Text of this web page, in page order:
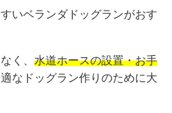
いベランダドッグランがおす
く、水道ホースの設置・お手
なドッグラン作りのために大